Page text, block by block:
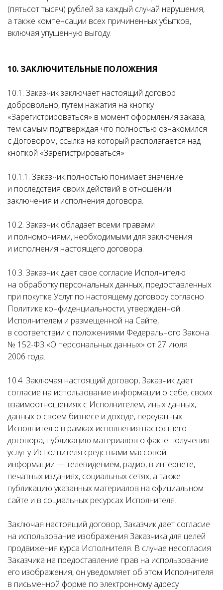
(пятьсот тысяч) рублей за каждый случай нарушения,
а также компенсации всех причиненных убытков,
включая упущенную выгоду.
10. ЗАКЛЮЧИТЕЛЬНЫЕ ПОЛОЖЕНИЯ
10.1. Заказчик заключает настоящий договор
добровольно, путем нажатия на кнопку
«Зарегистрироваться» в момент оформления заказа,
тем самым подтверждая что полностью ознакомился
с Договором, ссылка на который располагается над
кнопкой «Зарегистрироваться»
10.1.1. Заказчик полностью понимает значение
и последствия своих действий в отношении
заключения и исполнения договора.
10.2. Заказчик обладает всеми правами
и полномочиями, необходимыми для заключения
и исполнения настоящего договора.
10.3. Заказчик дает свое согласие Исполнителю
на обработку персональных данных, предоставленных
при покупке Услуг по настоящему договору согласно
Политике конфиденциальности, утвержденной
Исполнителем и размещенной на Сайте,
в соответствии с положениями Федерального Закона
№ 152-ФЗ «О персональных данных» от 27 июля
2006 года.
10.4. Заключая настоящий договор, Заказчик дает
согласие на использование информации о себе, своих
взаимоотношениях с Исполнителем, иных данных,
данных о своем бизнесе и доходе, переданных
Исполнителю в рамках исполнения настоящего
договора, публикацию материалов о факте получения
услуг у Исполнителя средствами массовой
информации — телевидением, радио, в интернете,
печатных изданиях, социальных сетях, а также
публикацию указанных материалов на официальном
сайте и в социальных ресурсах Исполнителя.
Заключая настоящий договор, Заказчик дает согласие
на использование изображения Заказчика для целей
продвижения курса Исполнителя. В случае несогласия
Заказчика на предоставление прав на использование
его изображения, он уведомляет об этом Исполнителя
в письменной форме по электронному адресу